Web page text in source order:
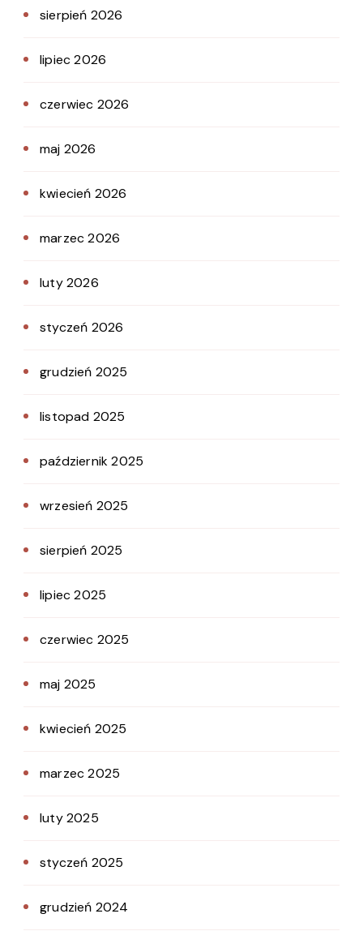
sierpień 2026
lipiec 2026
czerwiec 2026
maj 2026
kwiecień 2026
marzec 2026
luty 2026
styczeń 2026
grudzień 2025
listopad 2025
październik 2025
wrzesień 2025
sierpień 2025
lipiec 2025
czerwiec 2025
maj 2025
kwiecień 2025
marzec 2025
luty 2025
styczeń 2025
grudzień 2024